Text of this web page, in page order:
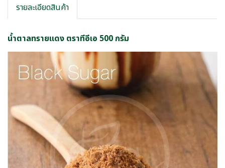
รายละเอียดสินค้า
น้ำตาลทรายแดง ตราทีอีเอ 500 กรัม